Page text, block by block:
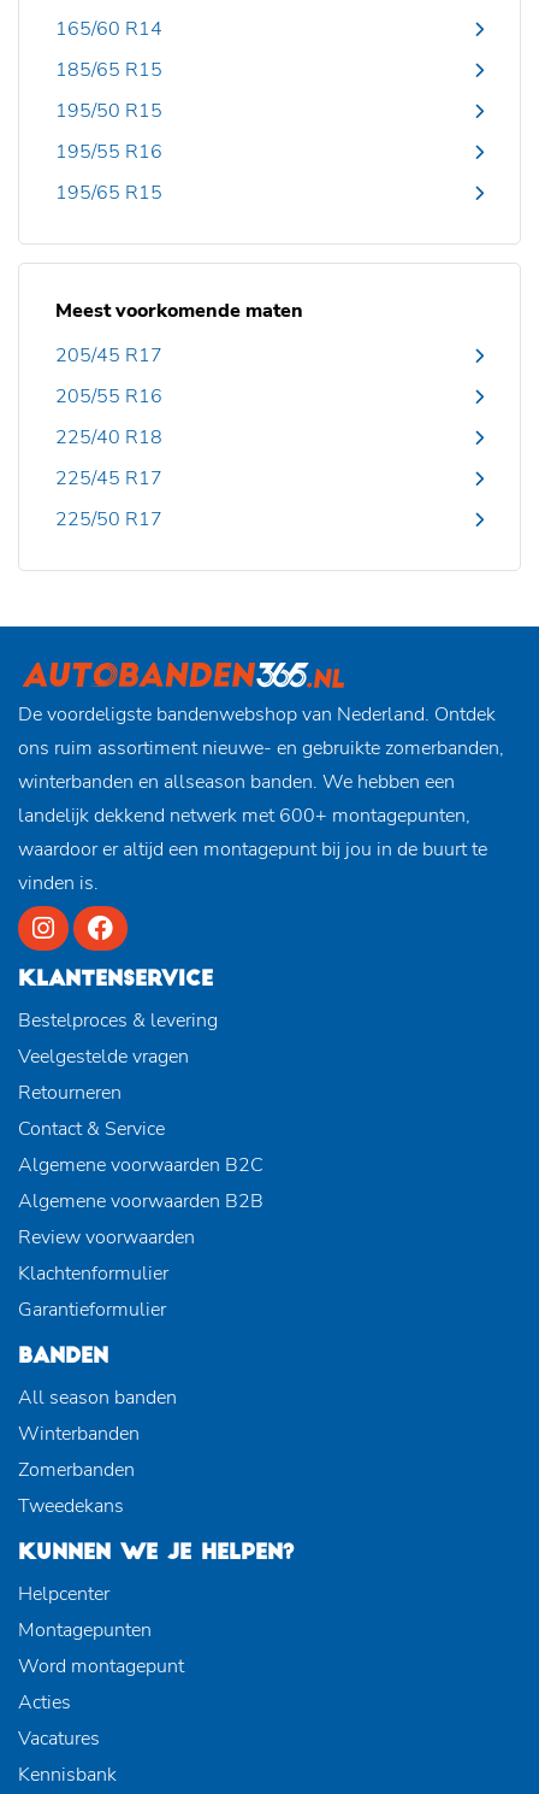
165/60 R14
185/65 R15
195/50 R15
195/55 R16
195/65 R15
Meest voorkomende maten
205/45 R17
205/55 R16
225/40 R18
225/45 R17
225/50 R17
De voordeligste bandenwebshop van Nederland. Ontdek
ons ruim assortiment nieuwe- en gebruikte zomerbanden,
winterbanden en allseason banden. We hebben een
landelijk dekkend netwerk met 600+ montagepunten,
waardoor er altijd een montagepunt bij jou in de buurt te
vinden is.
KLANTENSERVICE
Bestelproces & levering
Veelgestelde vragen
Retourneren
Contact & Service
Algemene voorwaarden B2C
Algemene voorwaarden B2B
Review voorwaarden
Klachtenformulier
Garantieformulier
BANDEN
All season banden
Winterbanden
Zomerbanden
Tweedekans
KUNNEN WE JE HELPEN?
Helpcenter
Montagepunten
Word montagepunt
Acties
Vacatures
Kennisbank